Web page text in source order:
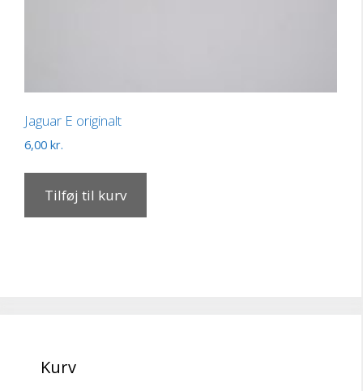
Jaguar E originalt
6,00 kr.
Tilføj til kurv
Kurv